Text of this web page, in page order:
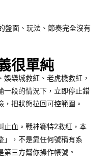
盤面、玩法、節奏完全沒有
很單純
樂城救紅、老虎機救紅，
一段的情況下，立即停止錯
把狀態拉回可控範圍。
止血。戰神賽特2救紅，本
」，不是靠任何號稱有系
三方幫你操作帳號。